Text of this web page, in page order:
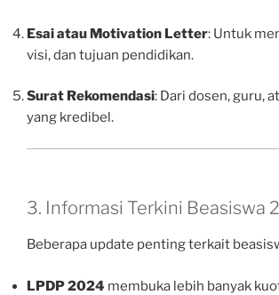
Esai atau Motivation Letter: Untuk
visi, dan tujuan pendidikan.
Surat Rekomendasi: Dari dosen, guru,
yang kredibel.
3. Informasi Terkini Beasiswa
Beberapa update penting terkait
LPDP 2024 membuka lebih banyak